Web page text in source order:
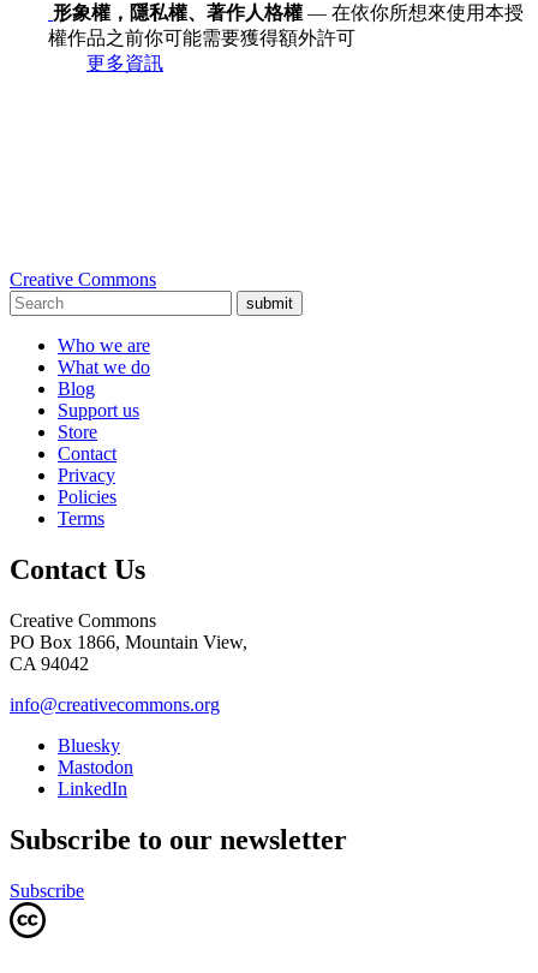
形象權，隱私權、著作人格權 — 在依你所想來使用本授
權作品之前你可能需要獲得額外許可
更多資訊
Creative Commons
submit
Who we are
What we do
Blog
Support us
Store
Contact
Privacy
Policies
Terms
Contact Us
Creative Commons
PO Box 1866, Mountain View,
CA 94042
info@creativecommons.org
Bluesky
Mastodon
LinkedIn
Subscribe to our newsletter
Subscribe